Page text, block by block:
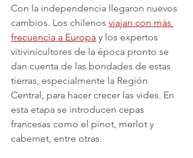
Con la independencia llegaron nuevos
cambios. Los chilenos viajan con más
frecuencia a Europa y los expertos
vitivinicultores de la época pronto se
dan cuenta de las bondades de estas
tierras, especialmente la Región
Central, para hacer crecer las vides. En
esta etapa se introducen cepas
francesas como el pinot, merlot y
cabernet, entre otras.